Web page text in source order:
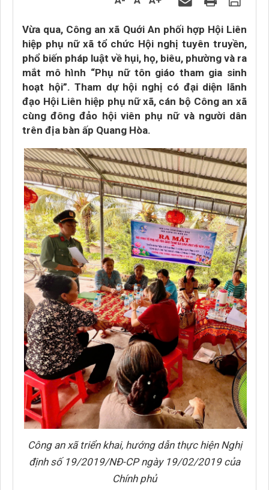
Vừa qua, Công an xã Quới An phối hợp Hội Liên
hiệp phụ nữ xã tổ chức Hội nghị tuyên truyền,
phổ biến pháp luật về hụi, họ, biêu, phường và ra
mắt mô hình “Phụ nữ tôn giáo tham gia sinh
hoạt hội”. Tham dự hội nghị có đại diện lãnh
đạo Hội Liên hiệp phụ nữ xã, cán bộ Công an xã
cùng đông đảo hội viên phụ nữ và người dân
trên địa bàn ấp Quang Hòa.
Công an xã triển khai, hướng dẫn thực hiện Nghị
định số 19/2019/NĐ-CP ngày 19/02/2019 của
Chính phủ